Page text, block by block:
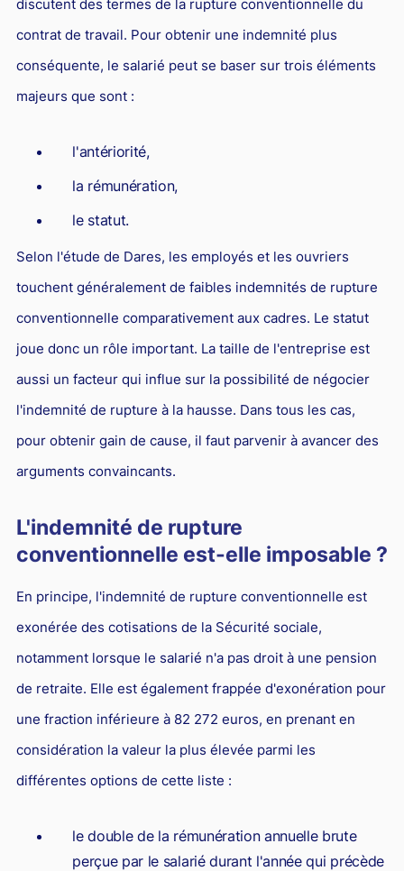
discutent des termes de la rupture conventionnelle du
contrat de travail. Pour obtenir une indemnité plus
conséquente, le salarié peut se baser sur trois éléments
majeurs que sont :
l'antériorité,
la rémunération,
le statut.
Selon l'étude de Dares, les employés et les ouvriers
touchent généralement de faibles indemnités de rupture
conventionnelle comparativement aux cadres. Le statut
joue donc un rôle important. La taille de l'entreprise est
aussi un facteur qui influe sur la possibilité de négocier
l'indemnité de rupture à la hausse. Dans tous les cas,
pour obtenir gain de cause, il faut parvenir à avancer des
arguments convaincants.
L'indemnité de rupture
conventionnelle est-elle imposable ?
En principe, l'indemnité de rupture conventionnelle est
exonérée des cotisations de la Sécurité sociale,
notamment lorsque le salarié n'a pas droit à une pension
de retraite. Elle est également frappée d'exonération pour
une fraction inférieure à 82 272 euros, en prenant en
considération la valeur la plus élevée parmi les
différentes options de cette liste :
le double de la rémunération annuelle brute
perçue par le salarié durant l'année qui précède